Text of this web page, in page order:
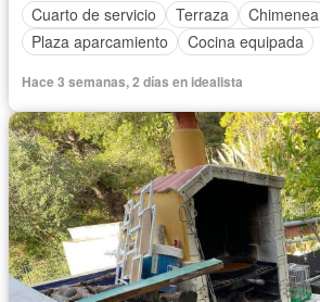
Cuarto de servicio
Terraza
Chimenea
Plaza aparcamiento
Cocina equipada
Hace 3 semanas, 2 días en idealista